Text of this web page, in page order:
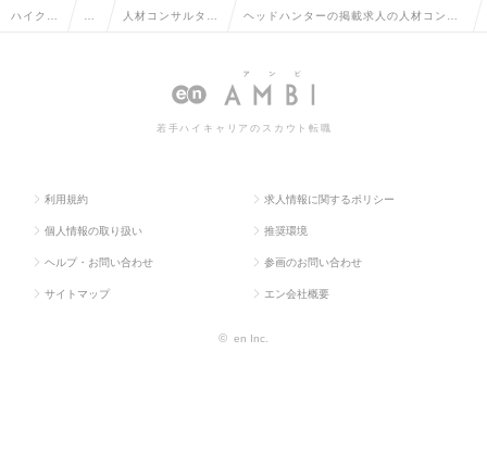
ハイクラ 人材コンサルタン ヘッドハンターの掲載求人の人材コンサ
人情報一覧
若手ハイキャリアのスカウト転職
利用規約 求人情報に関するポリシー
個人情報の取り扱い 推奨環境
ヘルプ・お問い合わせ 参画のお問い合わせ
サイトマップ エン会社概要
© en Inc.